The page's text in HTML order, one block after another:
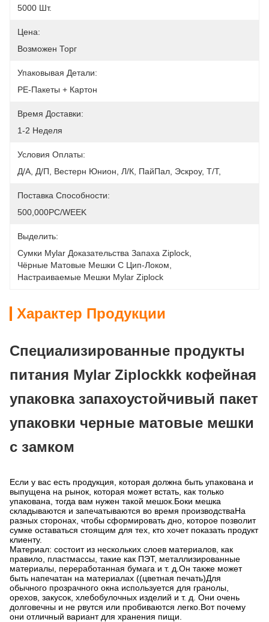
5000 Шт.
Цена:
Возможен Торг
Упаковывая Детали:
PE-Пакеты + Картон
Время Доставки:
1-2 Неделя
Условия Оплаты:
Д/А, Д/П, Вестерн Юнион, Л/К, ПайПал, Эскроу, Т/Т,
Поставка Способности:
500,000PC/WEEK
Выделить:
Сумки Mylar Доказательства Запаха Ziplock
Чёрные Матовые Мешки С Цип-Локом
Настраиваемые Мешки Mylar Ziplock
Характер Продукции
Специализированные продукты
питания Mylar Ziplockkk кофейная
упаковка запахоустойчивый пакет
упаковки черные матовые мешки
с замком
Если у вас есть продукция, которая должна быть упакована и
выпущена на рынок, которая может встать, как только
упакована, тогда вам нужен такой мешок.Боки мешка
складываются и запечатываются во время производстваНа
разных сторонах, чтобы сформировать дно, которое позволит
сумке оставаться стоящим для тех, кто хочет показать продукт
клиенту.
Материал: состоит из нескольких слоев материалов, как
правило, пластмассы, такие как ПЭТ, металлизированные
материалы, переработанная бумага и т. д.Он также может
быть напечатан на материалах ((цветная печать)Для
обычного прозрачного окна используется для гранолы,
орехов, закусок, хлебобулочных изделий и т. д. Они очень
долговечны и не рвутся или пробиваются легко.Вот почему
они отличный вариант для хранения пищи.